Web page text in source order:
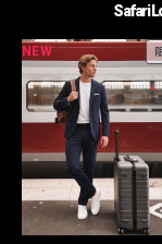
Safari
NEW